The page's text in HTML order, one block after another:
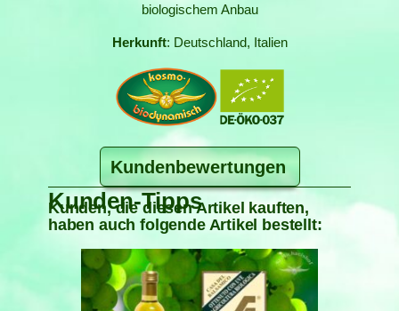
biologischem Anbau
Herkunft: Deutschland, Italien
Kundenbewertungen
Kunden-Tipps
Kunden, die diesen Artikel kauften,
haben auch folgende Artikel bestellt: